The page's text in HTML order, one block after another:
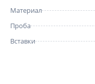
Материал
Проба
Вставки